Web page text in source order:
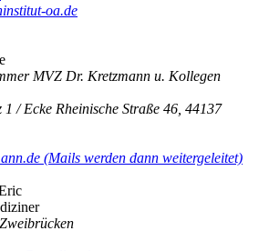
oa.de
MVZ Dr. Kretzmann u. Kollegen
/ Ecke Rheinische Straße 46, 44137
(Mails werden dann weitergeleitet)